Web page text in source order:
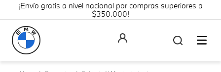
¡Envío gratis a nivel nacional por compras superiores a
$350.000!